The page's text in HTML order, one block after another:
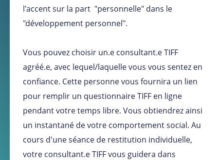
l'accent sur la part "personnelle" dans le
"développement personnel".
Vous pouvez choisir un.e consultant.e TIFF
agréé.e, avec lequel/laquelle vous vous sentez en
confiance. Cette personne vous fournira un lien
pour remplir un questionnaire TIFF en ligne
pendant votre temps libre. Vous obtiendrez ainsi
un instantané de votre comportement social. Au
cours d'une séance de restitution individuelle,
votre consultant.e TIFF vous guidera dans